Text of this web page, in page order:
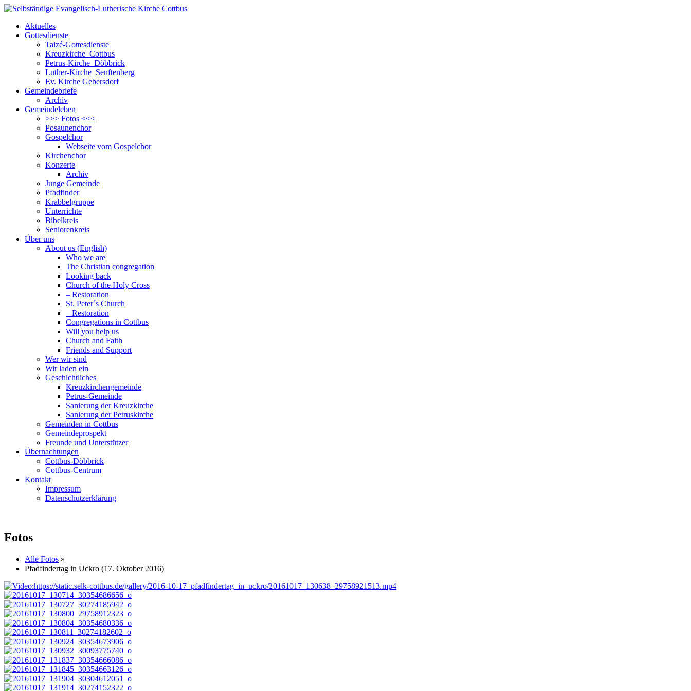
Aktuelles
Gottesdienste
Taizé-Gottesdienste
Kreuzkirche Cottbus
Petrus-Kirche Döbbrick
Luther-Kirche Senftenberg
Ev. Kirche Gebersdorf
Gemeindebriefe
Archiv
Gemeindeleben
>>> Fotos <<<
Posaunenchor
Gospelchor
Webseite vom Gospelchor
Kirchenchor
Konzerte
Archiv
Junge Gemeinde
Pfadfinder
Krabbelgruppe
Unterrichte
Bibelkreis
Seniorenkreis
Über uns
About us (English)
Who we are
The Christian congregation
Looking back
Church of the Holy Cross
– Restoration
St. Peter´s Church
– Restoration
Congregations in Cottbus
Will you help us
Church and Faith
Friends and Support
Wer wir sind
Wir laden ein
Geschichtliches
Kreuzkirchengemeinde
Petrus-Gemeinde
Sanierung der Kreuzkirche
Sanierung der Petruskirche
Gemeinden in Cottbus
Gemeindeprospekt
Freunde und Unterstützer
Übernachtungen
Cottbus-Döbbrick
Cottbus-Centrum
Kontakt
Impressum
Datenschutzerklärung
Fotos
Alle Fotos »
Pfadfindertag in Uckro (17. Oktober 2016)